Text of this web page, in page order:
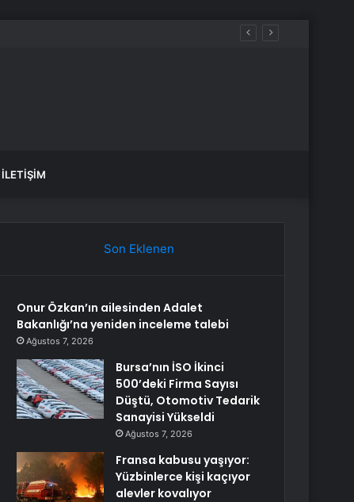
İLETIŞIM
Son Eklenen
Onur Özkan’ın ailesinden Adalet
Bakanlığı’na yeniden inceleme talebi
Ağustos 7, 2026
Bursa’nın İSO İkinci
500’deki Firma Sayısı
Düştü, Otomotiv Tedarik
Sanayisi Yükseldi
Ağustos 7, 2026
Fransa kabusu yaşıyor:
Yüzbinlerce kişi kaçıyor
alevler kovalıyor